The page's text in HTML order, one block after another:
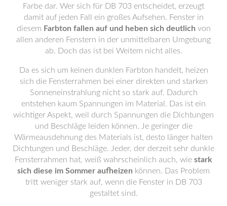
Farbe dar. Wer sich für DB 703 entscheidet, erzeugt
damit auf jeden Fall ein großes Aufsehen. Fenster in
diesem Farbton fallen auf und heben sich deutlich von
allen anderen Fenstern in der unmittelbaren Umgebung
ab. Doch das ist bei Weitem nicht alles.
Da es sich um keinen dunklen Farbton handelt, heizen
sich die Fensterrahmen bei einer direkten und starken
Sonneneinstrahlung nicht so stark auf. Dadurch
entstehen kaum Spannungen im Material. Das ist ein
wichtiger Aspekt, weil durch Spannungen die Dichtungen
und Beschläge leiden können. Je geringer die
Wärmeausdehnung des Materials ist, desto länger halten
Dichtungen und Beschläge. Jeder, der derzeit sehr dunkle
Fensterrahmen hat, weiß wahrscheinlich auch, wie stark
sich diese im Sommer aufheizen können. Das Problem
tritt weniger stark auf, wenn die Fenster in DB 703
gestaltet sind.